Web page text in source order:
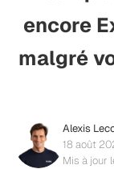
encore
malgré
Alexis
18 août
Mis à jour